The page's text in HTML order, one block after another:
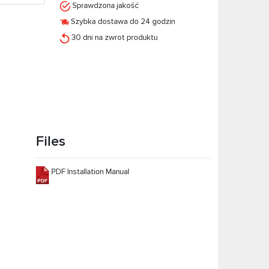
Sprawdzona jakość
Szybka dostawa do 24 godzin
30 dni na zwrot produktu
Files
PDF Installation Manual